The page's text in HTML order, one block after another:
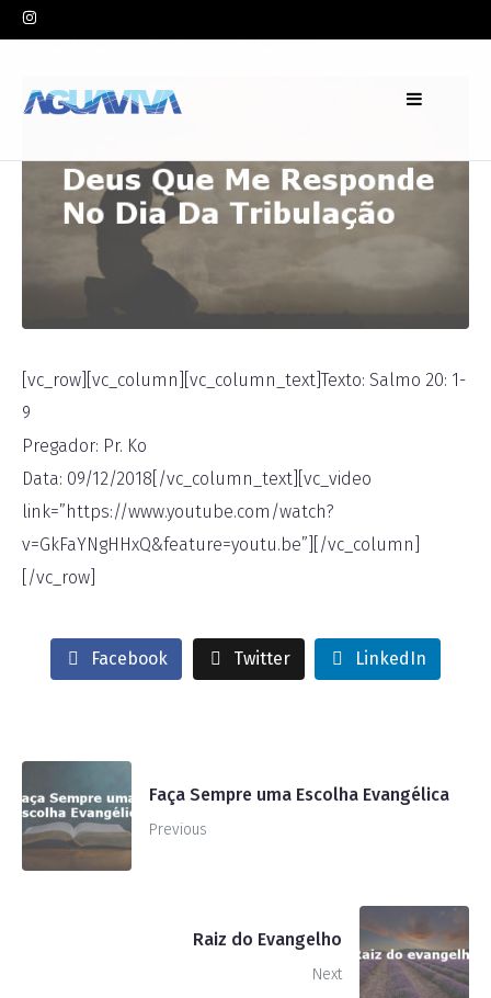
InCulto Noturno,Pr. Ko Leave a comment
[vc_row][vc_column][vc_column_text]Texto: Salmo 20: 1-
9
Pregador: Pr. Ko
Data: 09/12/2018[/vc_column_text][vc_video
link=”https://www.youtube.com/watch?
v=GkFaYNgHHxQ&feature=youtu.be”][/vc_column]
[/vc_row]
Facebook Twitter LinkedIn
Faça Sempre uma Escolha Evangélica
Previous
Raiz do Evangelho
Next